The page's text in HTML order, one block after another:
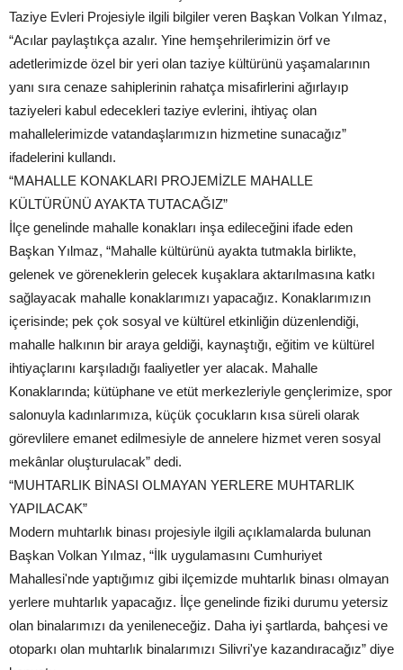
Taziye Evleri Projesiyle ilgili bilgiler veren Başkan Volkan Yılmaz,
“Acılar paylaştıkça azalır. Yine hemşehrilerimizin örf ve
adetlerimizde özel bir yeri olan taziye kültürünü yaşamalarının
yanı sıra cenaze sahiplerinin rahatça misafirlerini ağırlayıp
taziyeleri kabul edecekleri taziye evlerini, ihtiyaç olan
mahallelerimizde vatandaşlarımızın hizmetine sunacağız”
ifadelerini kullandı.
“MAHALLE KONAKLARI PROJEMİZLE MAHALLE
KÜLTÜRÜNÜ AYAKTA TUTACAĞIZ”
İlçe genelinde mahalle konakları inşa edileceğini ifade eden
Başkan Yılmaz, “Mahalle kültürünü ayakta tutmakla birlikte,
gelenek ve göreneklerin gelecek kuşaklara aktarılmasına katkı
sağlayacak mahalle konaklarımızı yapacağız. Konaklarımızın
içerisinde; pek çok sosyal ve kültürel etkinliğin düzenlendiği,
mahalle halkının bir araya geldiği, kaynaştığı, eğitim ve kültürel
ihtiyaçlarını karşıladığı faaliyetler yer alacak. Mahalle
Konaklarında; kütüphane ve etüt merkezleriyle gençlerimize, spor
salonuyla kadınlarımıza, küçük çocukların kısa süreli olarak
görevlilere emanet edilmesiyle de annelere hizmet veren sosyal
mekânlar oluşturulacak” dedi.
“MUHTARLIK BİNASI OLMAYAN YERLERE MUHTARLIK
YAPILACAK”
Modern muhtarlık binası projesiyle ilgili açıklamalarda bulunan
Başkan Volkan Yılmaz, “İlk uygulamasını Cumhuriyet
Mahallesi'nde yaptığımız gibi ilçemizde muhtarlık binası olmayan
yerlere muhtarlık yapacağız. İlçe genelinde fiziki durumu yetersiz
olan binalarımızı da yenileneceğiz. Daha iyi şartlarda, bahçesi ve
otoparkı olan muhtarlık binalarımızı Silivri'ye kazandıracağız” diye